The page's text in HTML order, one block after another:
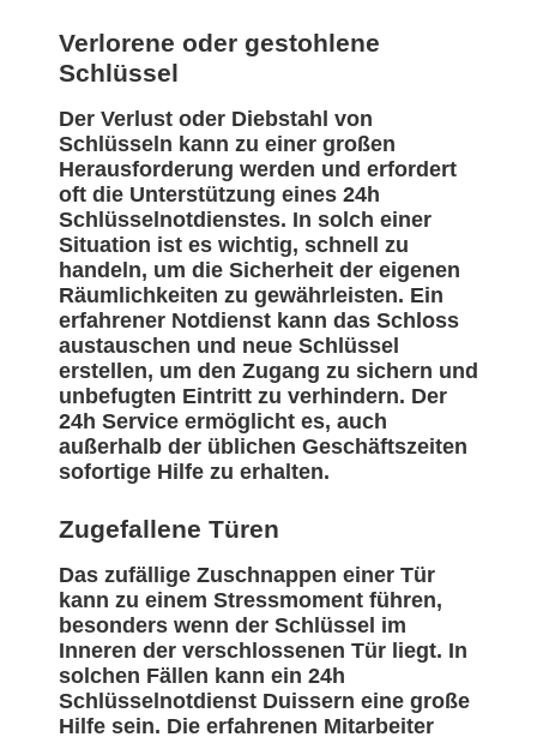
Verlorene oder gestohlene
Schlüssel
Der Verlust oder Diebstahl von
Schlüsseln kann zu einer großen
Herausforderung werden und erfordert
oft die Unterstützung eines 24h
Schlüsselnotdienstes. In solch einer
Situation ist es wichtig, schnell zu
handeln, um die Sicherheit der eigenen
Räumlichkeiten zu gewährleisten. Ein
erfahrener Notdienst kann das Schloss
austauschen und neue Schlüssel
erstellen, um den Zugang zu sichern und
unbefugten Eintritt zu verhindern. Der
24h Service ermöglicht es, auch
außerhalb der üblichen Geschäftszeiten
sofortige Hilfe zu erhalten.
Zugefallene Türen
Das zufällige Zuschnappen einer Tür
kann zu einem Stressmoment führen,
besonders wenn der Schlüssel im
Inneren der verschlossenen Tür liegt. In
solchen Fällen kann ein 24h
Schlüsselnotdienst Duissern eine große
Hilfe sein. Die erfahrenen Mitarbeiter